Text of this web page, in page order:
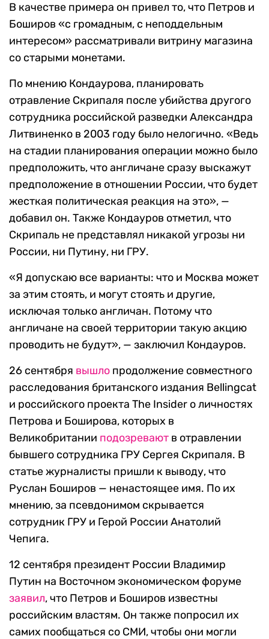
В качестве примера он привел то, что Петров и
Боширов «с громадным, с неподдельным
интересом» рассматривали витрину магазина
со старыми монетами.
По мнению Кондаурова, планировать
отравление Скрипаля после убийства другого
сотрудника российской разведки Александра
Литвиненко в 2003 году было нелогично. «Ведь
на стадии планирования операции можно было
предположить, что англичане сразу выскажут
предположение в отношении России, что будет
жесткая политическая реакция на это», —
добавил он. Также Кондауров отметил, что
Скрипаль не представлял никакой угрозы ни
России, ни Путину, ни ГРУ.
«Я допускаю все варианты: что и Москва может
за этим стоять, и могут стоять и другие,
исключая только англичан. Потому что
англичане на своей территории такую акцию
проводить не будут», — заключил Кондауров.
26 сентября вышло продолжение совместного
расследования британского издания Bellingcat
и российского проекта The Insider о личностях
Петрова и Боширова, которых в
Великобритании подозревают в отравлении
бывшего сотрудника ГРУ Сергея Скрипаля. В
статье журналисты пришли к выводу, что
Руслан Боширов — ненастоящее имя. По их
мнению, за псевдонимом скрывается
сотрудник ГРУ и Герой России Анатолий
Чепига.
12 сентября президент России Владимир
Путин на Восточном экономическом форуме
заявил, что Петров и Боширов известны
российским властям. Он также попросил их
самих пообщаться со СМИ, чтобы они могли